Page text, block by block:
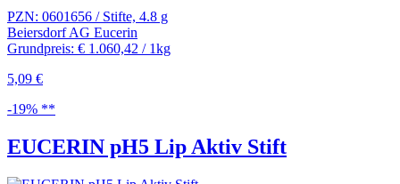
PZN: 0601656 / Stifte, 4.8 g
Beiersdorf AG Eucerin
Grundpreis: € 1.060,42 / 1kg
5,09 €
-19% **
EUCERIN pH5 Lip Aktiv Stift